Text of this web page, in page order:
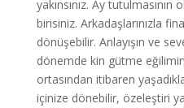
yakınsınız. Ay
birisiniz. Arkadaşlarınızla
dönüşebilir. Anlayışın ve
dönemde kin gütme
ortasından itibaren
içinize dönebilir, özeleştiri